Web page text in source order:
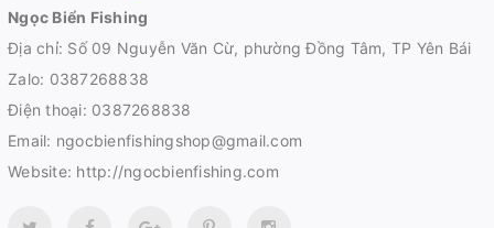
Ngọc Biển Fishing
Địa chỉ: Số 09 Nguyễn Văn Cừ, phường Đồng Tâm, TP Yên Bái
Zalo: 0387268838
Điện thoại: 0387268838
Email: ngocbienfishingshop@gmail.com
Website: http://ngocbienfishing.com